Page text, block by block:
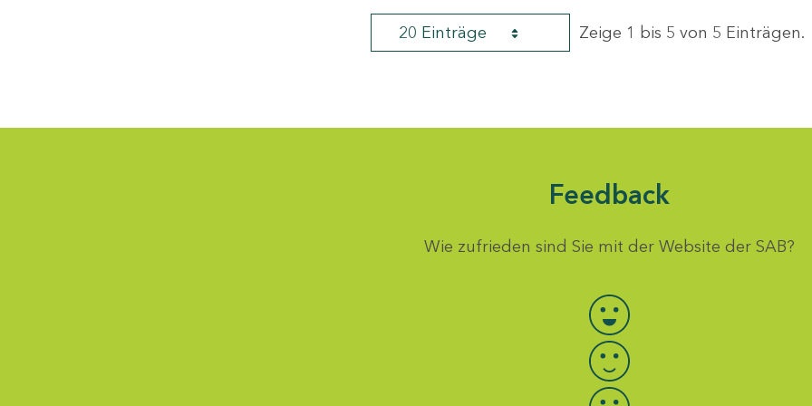
20 Einträge Zeige 1 bis 5 von 5 Einträgen.
Feedback
Wie zufrieden sind Sie mit der Website der SAB?
Bewertung auswählen